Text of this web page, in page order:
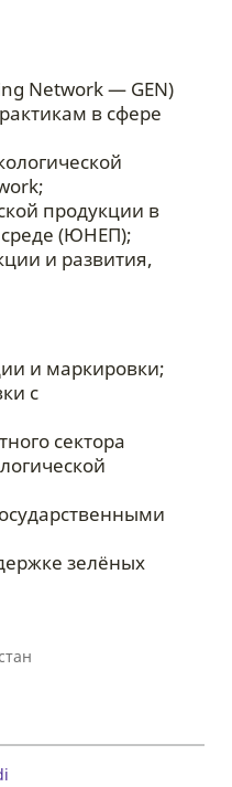
Network — GEN)
в сфере
продукции в
(ЮНЕП);
и развития,
и маркировки;
с
сектора
зелёных